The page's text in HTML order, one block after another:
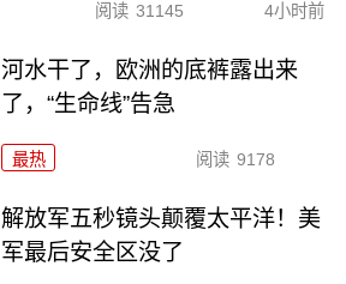
阅读 31145 4小时前
河水干了，欧洲的底裤露出来
了，“生命线”告急
最热 阅读 9178
解放军五秒镜头颠覆太平洋！美
军最后安全区没了